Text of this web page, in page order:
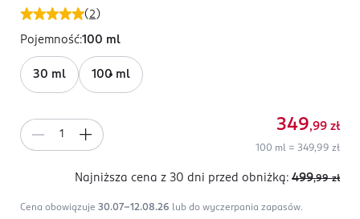
(2 )
Pojemność:100 ml
30 ml 100 ml
349,99 zł
100 ml = 349,99 zł
Najniższa cena z 30 dni przed obniżką: 499,99 zł
Cena obowiązuje 30.07-12.08.26 lub do wyczerpania zapasów.